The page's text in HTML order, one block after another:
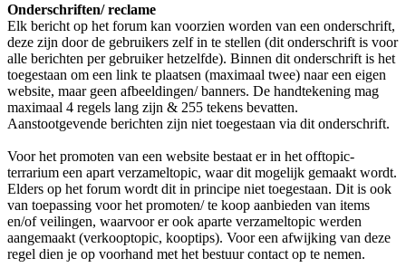
Onderschriften/ reclame
Elk bericht op het forum kan voorzien worden van een onderschrift,
deze zijn door de gebruikers zelf in te stellen (dit onderschrift is voor
alle berichten per gebruiker hetzelfde). Binnen dit onderschrift is het
toegestaan om een link te plaatsen (maximaal twee) naar een eigen
website, maar geen afbeeldingen/ banners. De handtekening mag
maximaal 4 regels lang zijn & 255 tekens bevatten.
Aanstootgevende berichten zijn niet toegestaan via dit onderschrift.
Voor het promoten van een website bestaat er in het offtopic-
terrarium een apart verzameltopic, waar dit mogelijk gemaakt wordt.
Elders op het forum wordt dit in principe niet toegestaan. Dit is ook
van toepassing voor het promoten/ te koop aanbieden van items
en/of veilingen, waarvoor er ook aparte verzameltopic werden
aangemaakt (verkooptopic, kooptips). Voor een afwijking van deze
regel dien je op voorhand met het bestuur contact op te nemen.